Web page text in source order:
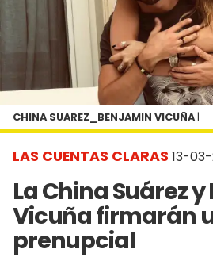
LAS CUENTAS CLARAS 13-03-
La China Suárez
Vicuña firmarán
prenupcial
CHINA SUAREZ_BENJAMIN VICUÑA |